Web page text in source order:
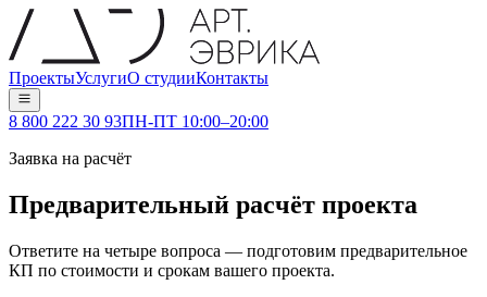
ПроектыУслугиО студииКонтакты
8 800 222 30 93ПН-ПТ 10:00–20:00
Заявка на расчёт
Предварительный расчёт проекта
Ответите на четыре вопроса — подготовим предварительное
КП по стоимости и срокам вашего проекта.